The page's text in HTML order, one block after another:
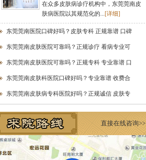
在众多皮肤病诊疗机构中，东莞莞南皮
肤病医院以其规范化的...[详细]
东莞莞南医院口碑好吗？皮肤专科 正规靠谱 口碑
东莞莞南皮肤医院可靠吗？正规诊疗 看病专业可
东莞莞南皮肤医院可靠吗？正规专科 专业靠谱 口
东莞莞南皮肤科医院口碑好吗？专业靠谱 收费合
东莞莞南皮肤病专科医院好吗？正规诚信 皮肤专
直接在线咨询>>